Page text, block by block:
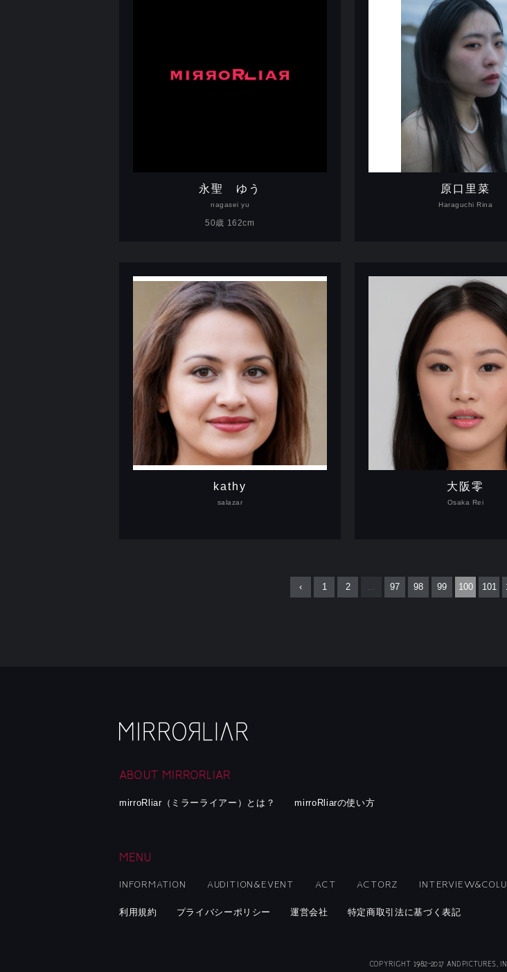
永聖 ゆう
nagasei yu
50歳 162cm
原口里菜
Haraguchi Rina
kathy
salazar
大阪零
Osaka Rei
‹ 1 2 ... 97 98 99 100 101
ABOUT MIRRORLIAR
mirroRliar（ミラーライアー）とは？ mirroRliarの使い方
MENU
INFORMATION AUDITION&EVENT ACT ACTORZ
利用規約 プライバシーポリシー 運営会社 特定商取引法に基づく表記
COPYRIGHT 1982-2017 ANDPICTURES,